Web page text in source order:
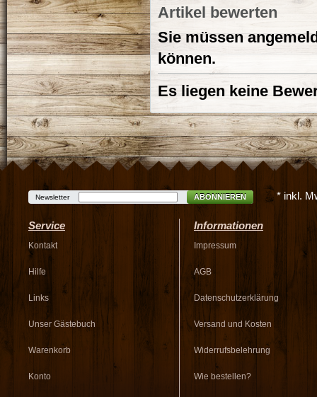
Artikel bewerten
Sie müssen
können.
Es liegen keine
Newsletter ABONNIEREN * inkl.
Service
Kontakt
Hilfe
Links
Unser Gästebuch
Warenkorb
Konto
Informationen
Impressum
AGB
Datenschutzerklärung
Versand und Kosten
Widerrufsbelehrung
Wie bestellen?